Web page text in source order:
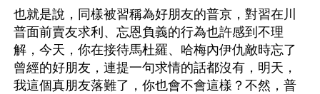
也就是說，同樣被習稱為好朋友的普京，對習在川
普面前賣友求利、忘恩負義的行為也許感到不理
解，今天，你在接待馬杜羅、哈梅內伊仇敵時忘了
曾經的好朋友，連提一句求情的話都沒有，明天，
我這個真朋友落難了，你也會不會這樣？不然，普